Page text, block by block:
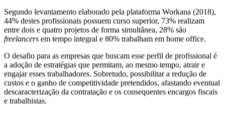
Segundo levantamento elaborado pela plataforma Workana (2018),
44% destes profissionais possuem curso superior, 73% realizam
entre dois e quatro projetos de forma simultânea, 28% são
freelancers em tempo integral e 80% trabalham em home office.
O desafio para as empresas que buscam esse perfil de profissional é
a adoção de estratégias que permitam, ao mesmo tempo, atrair e
engajar esses trabalhadores. Sobretudo, possibilitar a redução de
custos e o ganho de competitividade pretendidos, afastando eventual
descaracterização da contratação e os consequentes encargos fiscais
e trabalhistas.